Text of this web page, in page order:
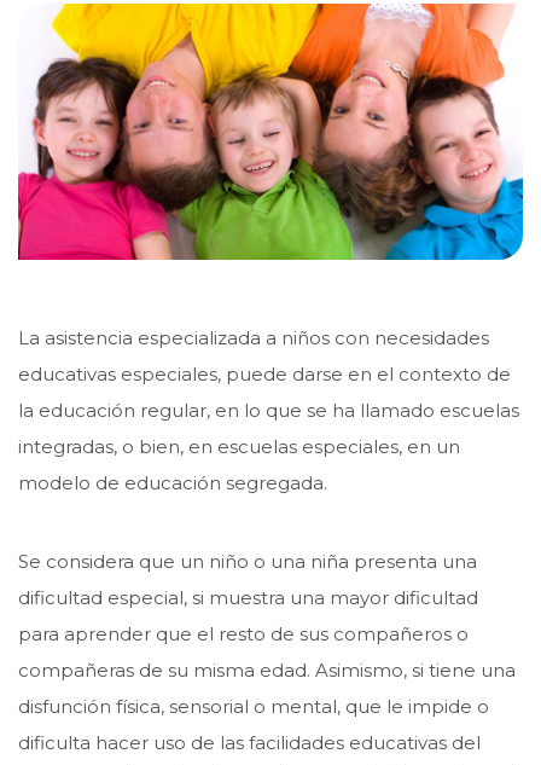
La asistencia especializada a niños con necesidades
educativas especiales, puede darse en el contexto de
la educación regular, en lo que se ha llamado escuelas
integradas, o bien, en escuelas especiales, en un
modelo de educación segregada.
Se considera que un niño o una niña presenta una
dificultad especial, si muestra una mayor dificultad
para aprender que el resto de sus compañeros o
compañeras de su misma edad. Asimismo, si tiene una
disfunción física, sensorial o mental, que le impide o
dificulta hacer uso de las facilidades educativas del